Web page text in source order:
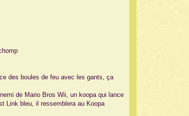
des boules de feu avec les gants, ça
de Mario Bros Wii, un koopa qui lance
Link bleu, il ressemblera au Koopa